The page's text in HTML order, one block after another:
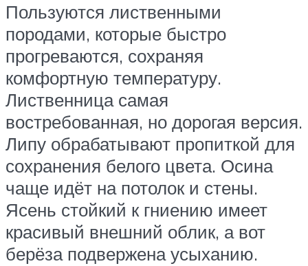
Пользуются лиственными
породами, которые быстро
прогреваются, сохраняя
комфортную температуру.
Лиственница самая
востребованная, но дорогая версия.
Липу обрабатывают пропиткой для
сохранения белого цвета. Осина
чаще идёт на потолок и стены.
Ясень стойкий к гниению имеет
красивый внешний облик, а вот
берёза подвержена усыханию.